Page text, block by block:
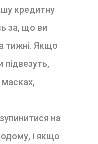
кредитну
за, що ви
тижні. Якщо
на
і якщо